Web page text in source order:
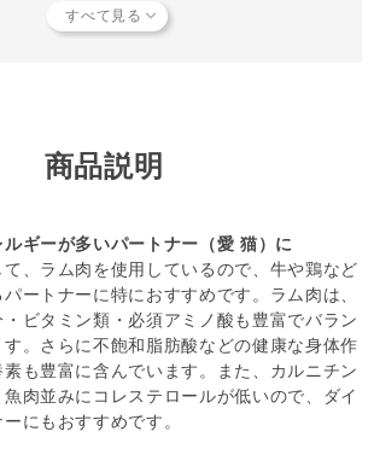
って、パートナーの適正な給与量を調べま
給与量分のフィーラインナチュラルフリ
をフードボウル（食器）に入れます。子猫
猫などで、完全に水分を戻して与えたい
点であらかじめ粒を細かく砕いておくこ
す。
た分量の「お水、もしくは、ぬるま湯
えてかき混ぜると、できあがり。新鮮な
商品説明
ギーが多いパートナー（愛 猫）に
、ラム肉を使用しているので、牛や鶏など
ートナーに特におすすめです。ラム肉は、
ビタミン類・必須アミノ酸も豊富でバラン
。さらに不飽和脂肪酸などの健康な身体作
も豊富に含んでいます。また、カルニチン
肉並みにコレステロールが低いので、ダイ
にもおすすめです。